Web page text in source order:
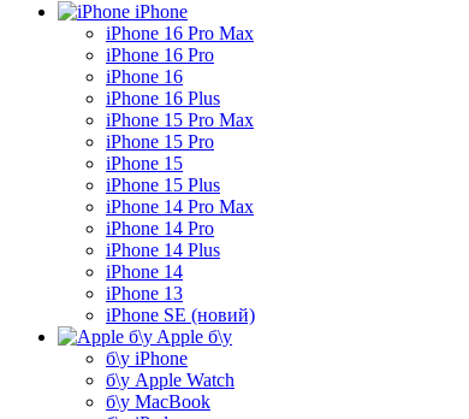
iPhone
iPhone 16 Pro Max
iPhone 16 Pro
iPhone 16
iPhone 16 Plus
iPhone 15 Pro Max
iPhone 15 Pro
iPhone 15
iPhone 15 Plus
iPhone 14 Pro Max
iPhone 14 Pro
iPhone 14 Plus
iPhone 14
iPhone 13
iPhone SE (новий)
Apple б\у
б\у iPhone
б\у Apple Watch
б\у MacBook